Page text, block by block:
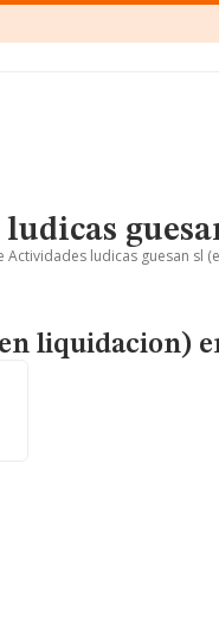
ludicas
ludicas guesan sl
liquidacion)